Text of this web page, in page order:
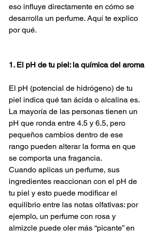
eso influye directamente en cómo se
desarrolla un perfume. Aquí te explico
por qué.
1. El pH de tu piel: la química del aroma
El pH (potencial de hidrógeno) de tu
piel indica qué tan ácida o alcalina es.
La mayoría de las personas tienen un
pH que ronda entre 4.5 y 6.5, pero
pequeños cambios dentro de ese
rango pueden alterar la forma en que
se comporta una fragancia.
Cuando aplicas un perfume, sus
ingredientes reaccionan con el pH de
tu piel y esto puede modificar el
equilibrio entre las notas olfativas: por
ejemplo, un perfume con rosa y
almizcle puede oler más “picante” en